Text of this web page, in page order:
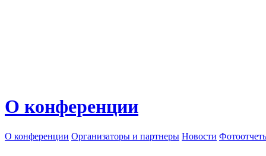
О конференции
О конференции Организаторы и партнеры Новости